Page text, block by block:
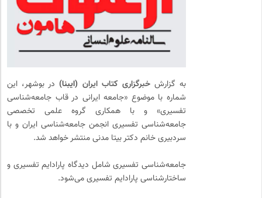
به گزارشخبرگزاری کتاب ایران (ایبنا) در بوشهر، این
شماره با موضوع «جامعه ایرانی در قاب جامعه‌شناسی
تفسیری» و با همکاری گروه علمی تخصصی
جامعه‌شناسی تفسیری انجمن جامعه‌شناسی ایران و با
سردبیری خانم دکتر بیتا مدنی منتشر خواهد شد.
جامعه‌شناسی تفسیری شامل دیدگاه پارادایم تفسیری و
ساختارشناسی پارادایم تفسیری می‌شود.